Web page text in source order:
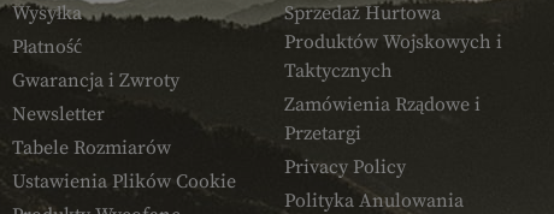
Wysyłka
Płatność
Gwarancja i Zwroty
Newsletter
Tabele Rozmiarów
Ustawienia Plików Cookie
Sprzedaż Hurtowa
Produktów Wojskowych i
Taktycznych
Zamówienia Rządowe i
Przetargi
Privacy Policy
Polityka Anulowania